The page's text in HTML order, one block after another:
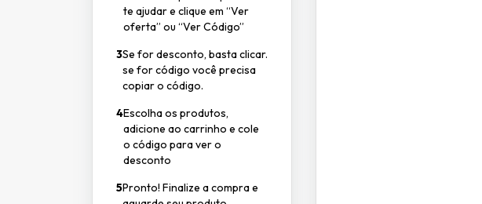
te ajudar e clique em “Ver
oferta” ou “Ver Código”
3Se for desconto, basta clicar.
se for código você precisa
copiar o código.
4Escolha os produtos,
adicione ao carrinho e cole
o código para ver o
desconto
5Pronto! Finalize a compra e